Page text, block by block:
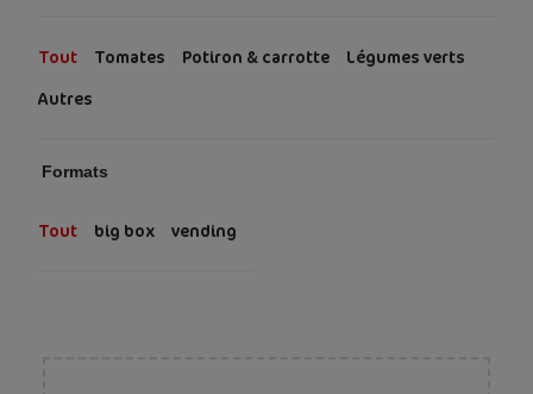
Tout Tomates Potiron & carrotte
Légumes verts
Autres
Formats
Tout big box vending